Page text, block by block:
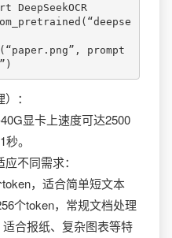
DeepSeekOCR
prompt
：
显卡上速度可达2500
。
不同需求：
，适合简单短文本
个token，常规文档处理
合报纸、复杂图表等特